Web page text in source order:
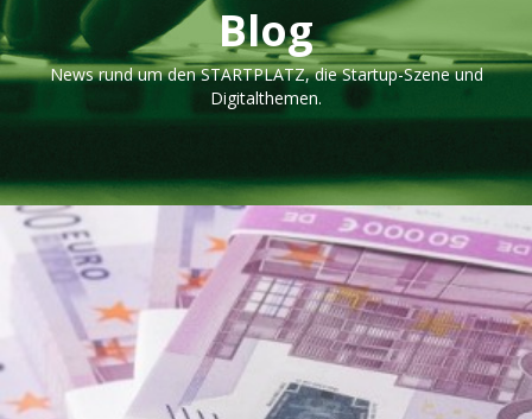
Blog
News rund um den STARTPLATZ, die Startup-Szene und
Digitalthemen.